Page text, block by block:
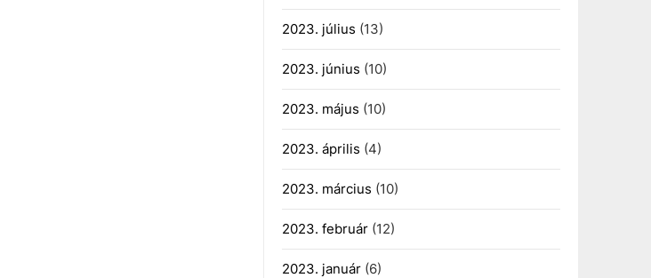
2023. július (13)
2023. június (10)
2023. május (10)
2023. április (4)
2023. március (10)
2023. február(12)
2023. január(6)